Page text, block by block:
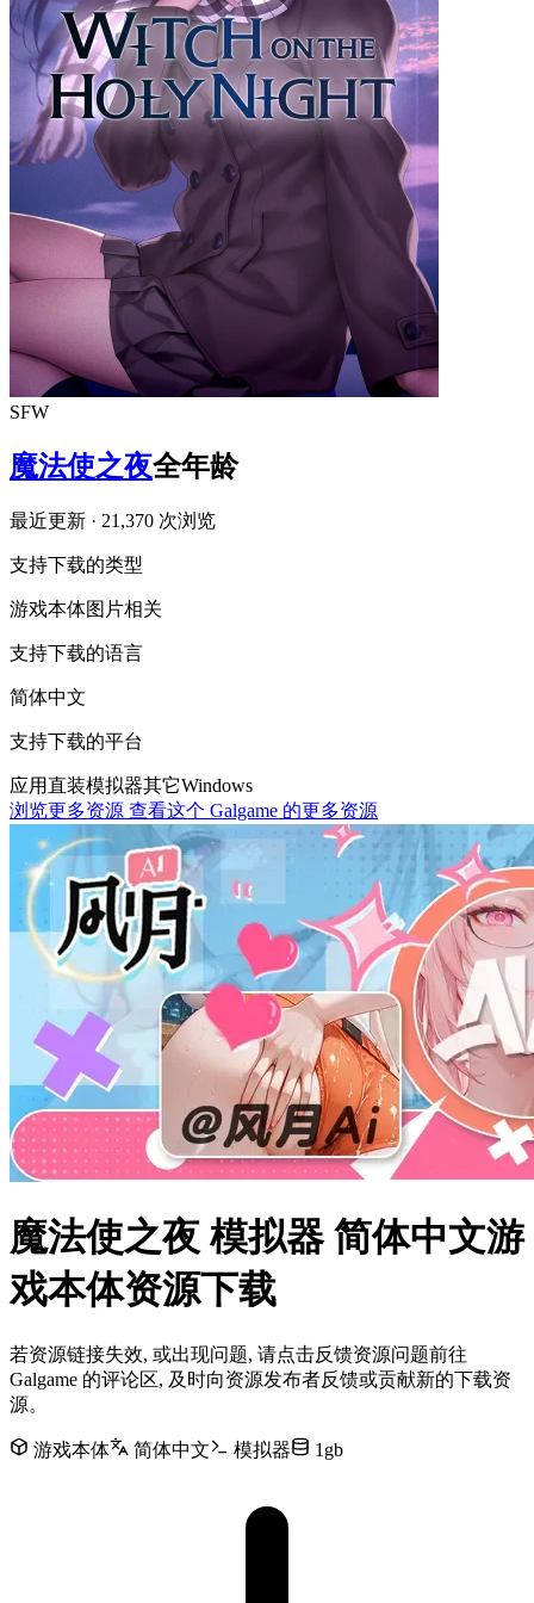
SFW
魔法使之夜全年龄
最近更新 · 21,370 次浏览
支持下载的类型
游戏本体图片相关
支持下载的语言
简体中文
支持下载的平台
应用直装模拟器其它Windows
浏览更多资源 查看这个 Galgame 的更多资源
魔法使之夜 模拟器 简体中文游
戏本体资源下载
若资源链接失效, 或出现问题, 请点击反馈资源问题前往
Galgame 的评论区, 及时向资源发布者反馈或贡献新的下载资
源。
游戏本体 简体中文 模拟器 1gb